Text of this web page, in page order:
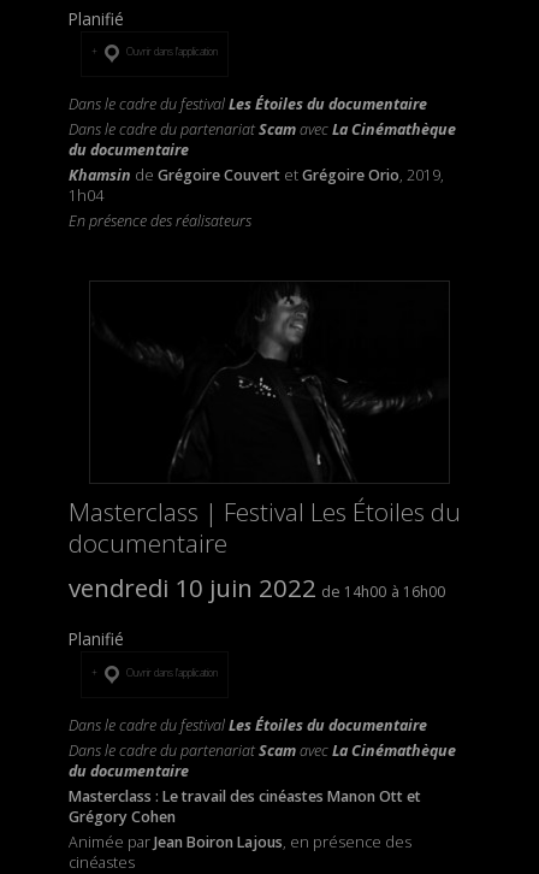
Planifié
Ouvrir dans l’application
Dans le cadre du festivalLes Étoiles du documentaire
Dans le cadre du partenariatScamavecLa Cinémathèque
du documentaire
Khamsin de Grégoire CouvertetGrégoire Orio, 2019,
1h04
En présence des réalisateurs
Masterclass | Festival Les Étoiles du
documentaire
vendredi 10 juin 2022
14h00 16h00
Planifié
Ouvrir dans l’application
Dans le cadre du festivalLes Étoiles du documentaire
Dans le cadre du partenariatScamavecLa Cinémathèque
du documentaire
Masterclass : Le travail des cinéastes Manon Ott et
Grégory Cohen
Animée parJean Boiron Lajous, en présence des
cinéastes